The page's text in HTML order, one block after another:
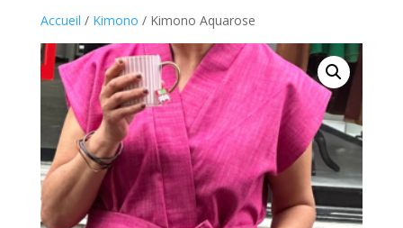
Accueil / Kimono / Kimono Aquarose